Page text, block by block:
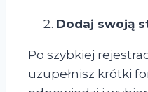
Dodaj swoją
Po szybkiej
uzupełnisz krótki